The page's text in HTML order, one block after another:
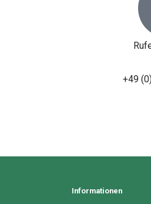
+49
Informationen